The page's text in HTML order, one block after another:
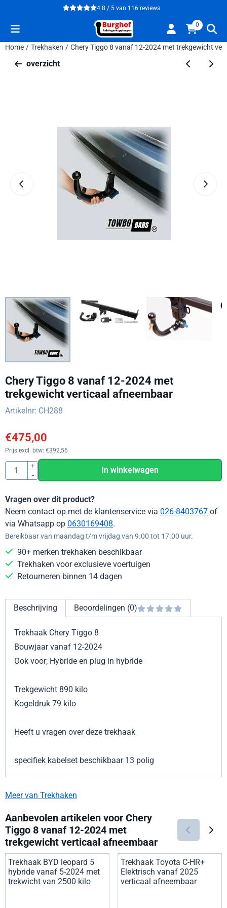
Cookievoorkeuren zijn beschikbaar. Kies instellingen of sta alle
4.8 / 5 van 116 reviews
0
Home / Trekhaken / Chery Tiggo 8 vanaf 12-2024 met trekgewicht
overzicht
Chery Tiggo 8 vanaf 12-2024 met
trekgewicht verticaal afneembaar
Artikelnr: CH288
€475,00
Prijs excl. btw: €392,56
Aantal
+
-
In winkelwagen
Vragen over dit product?
Neem contact op met de klantenservice via 026-8403767 of
via Whatsapp op 0630169408.
Bereikbaar van maandag t/m vrijdag van 9.00 tot 17.00 uur.
90+ merken trekhaken beschikbaar
Trekhaken voor exclusieve voertuigen
Retourneren binnen 14 dagen
Beschrijving Beoordelingen (0)
Trekhaak Chery Tiggo 8
Bouwjaar vanaf 12-2024
Ook voor; Hybride en plug in hybride
Trekgewicht 890 kilo
Kogeldruk 79 kilo
Heeft u vragen over deze trekhaak
specifiek kabelset beschikbaar 13 polig
Meer van Trekhaken
Aanbevolen artikelen voor Chery
Tiggo 8 vanaf 12-2024 met
trekgewicht verticaal afneembaar
Trekhaak BYD leopard 5
hybride vanaf 5-2024 met
trekwicht van 2500 kilo
Trekhaak Toyota C-HR+
Elektrisch vanaf 2025
verticaal afneembaar